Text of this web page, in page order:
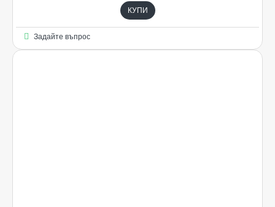
КУПИ
Задайте въпрос